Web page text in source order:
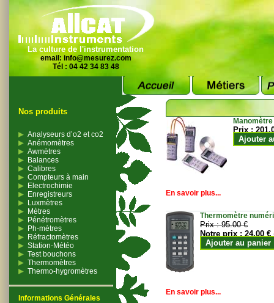
La culture de l'instrumentation
email: info@mesurez.com
Tél : 04 42 34 83 48
Nos produits
Analyseurs d’o2 et co2
Anémomètres
Awmètres
Balances
Calibres
Compteurs à main
Electrochimie
Enregistreurs
Luxmètres
Mètres
Pénétromètres
Ph-mètres
Réfractomètres
Station-Météo
Test bouchons
Thermomètres
Thermo-hygromètres
Informations Générales
Prix :
Ajouter
En savoir plus...
Thermomètre
Prix :95.00 €
Notre prix :24.00 €
Ajouter au panier
En savoir plus...